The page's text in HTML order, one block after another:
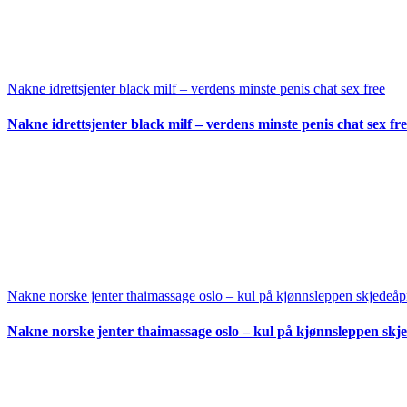
Nakne idrettsjenter black milf – verdens minste penis chat sex free
Nakne idrettsjenter black milf – verdens minste penis chat sex
Nakne norske jenter thaimassage oslo – kul på kjønnsleppen
Nakne norske jenter thaimassage oslo – kul på kjønnsleppen